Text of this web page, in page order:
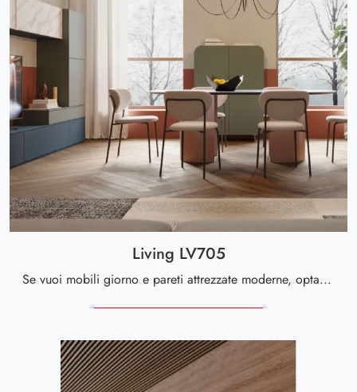
Living LV705
Se vuoi mobili giorno e pareti attrezzate moderne, opta per il modello Living LV705 di Giessegi: clicca e ottieni informazioni!